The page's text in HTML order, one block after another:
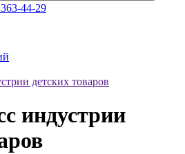
44-29
детских товаров
индустрии